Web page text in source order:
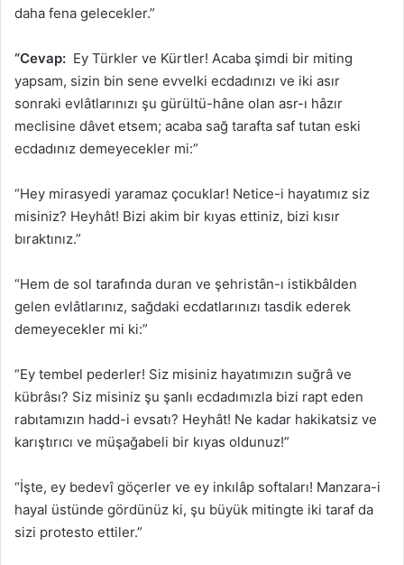
daha fena gelecekler.”
“Cevap: Ey Türkler ve Kürtler! Acaba şimdi bir miting
yapsam, sizin bin sene evvelki ecdadınızı ve iki asır
sonraki evlâtlarınızı şu gürültü-hâne olan asr-ı hâzır
meclisine dâvet etsem; acaba sağ tarafta saf tutan eski
ecdadınız demeyecekler mi:”
“Hey mirasyedi yaramaz çocuklar! Netice-i hayatımız siz
misiniz? Heyhât! Bizi akim bir kıyas ettiniz, bizi kısır
bıraktınız.”
“Hem de sol tarafında duran ve şehristân-ı istikbâlden
gelen evlâtlarınız, sağdaki ecdatlarınızı tasdik ederek
demeyecekler mi ki:”
“Ey tembel pederler! Siz misiniz hayatımızın suğrâ ve
kübrâsı? Siz misiniz şu şanlı ecdadımızla bizi rapt eden
rabıtamızın hadd-i evsatı? Heyhât! Ne kadar hakikatsiz ve
karıştırıcı ve müşağabeli bir kıyas oldunuz!”
“İşte, ey bedevî göçerler ve ey inkılâp softaları! Manzara-i
hayal üstünde gördünüz ki, şu büyük mitingte iki taraf da
sizi protesto ettiler.”